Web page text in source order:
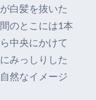
白髪を抜いた
のとこには1本
中央にかけて
みっしりした
然なイメージ